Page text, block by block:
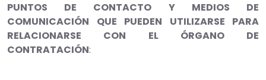
PUNTOS DE CONTACTO Y MEDIOS DE
COMUNICACIÓN QUE PUEDEN UTILIZARSE PARA
RELACIONARSE CON EL ÓRGANO DE
CONTRATACIÓN: